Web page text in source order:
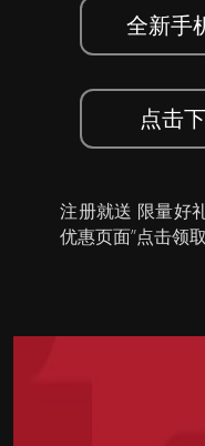
全新手
点击
注册就送 限量好
优惠页面”点击领取